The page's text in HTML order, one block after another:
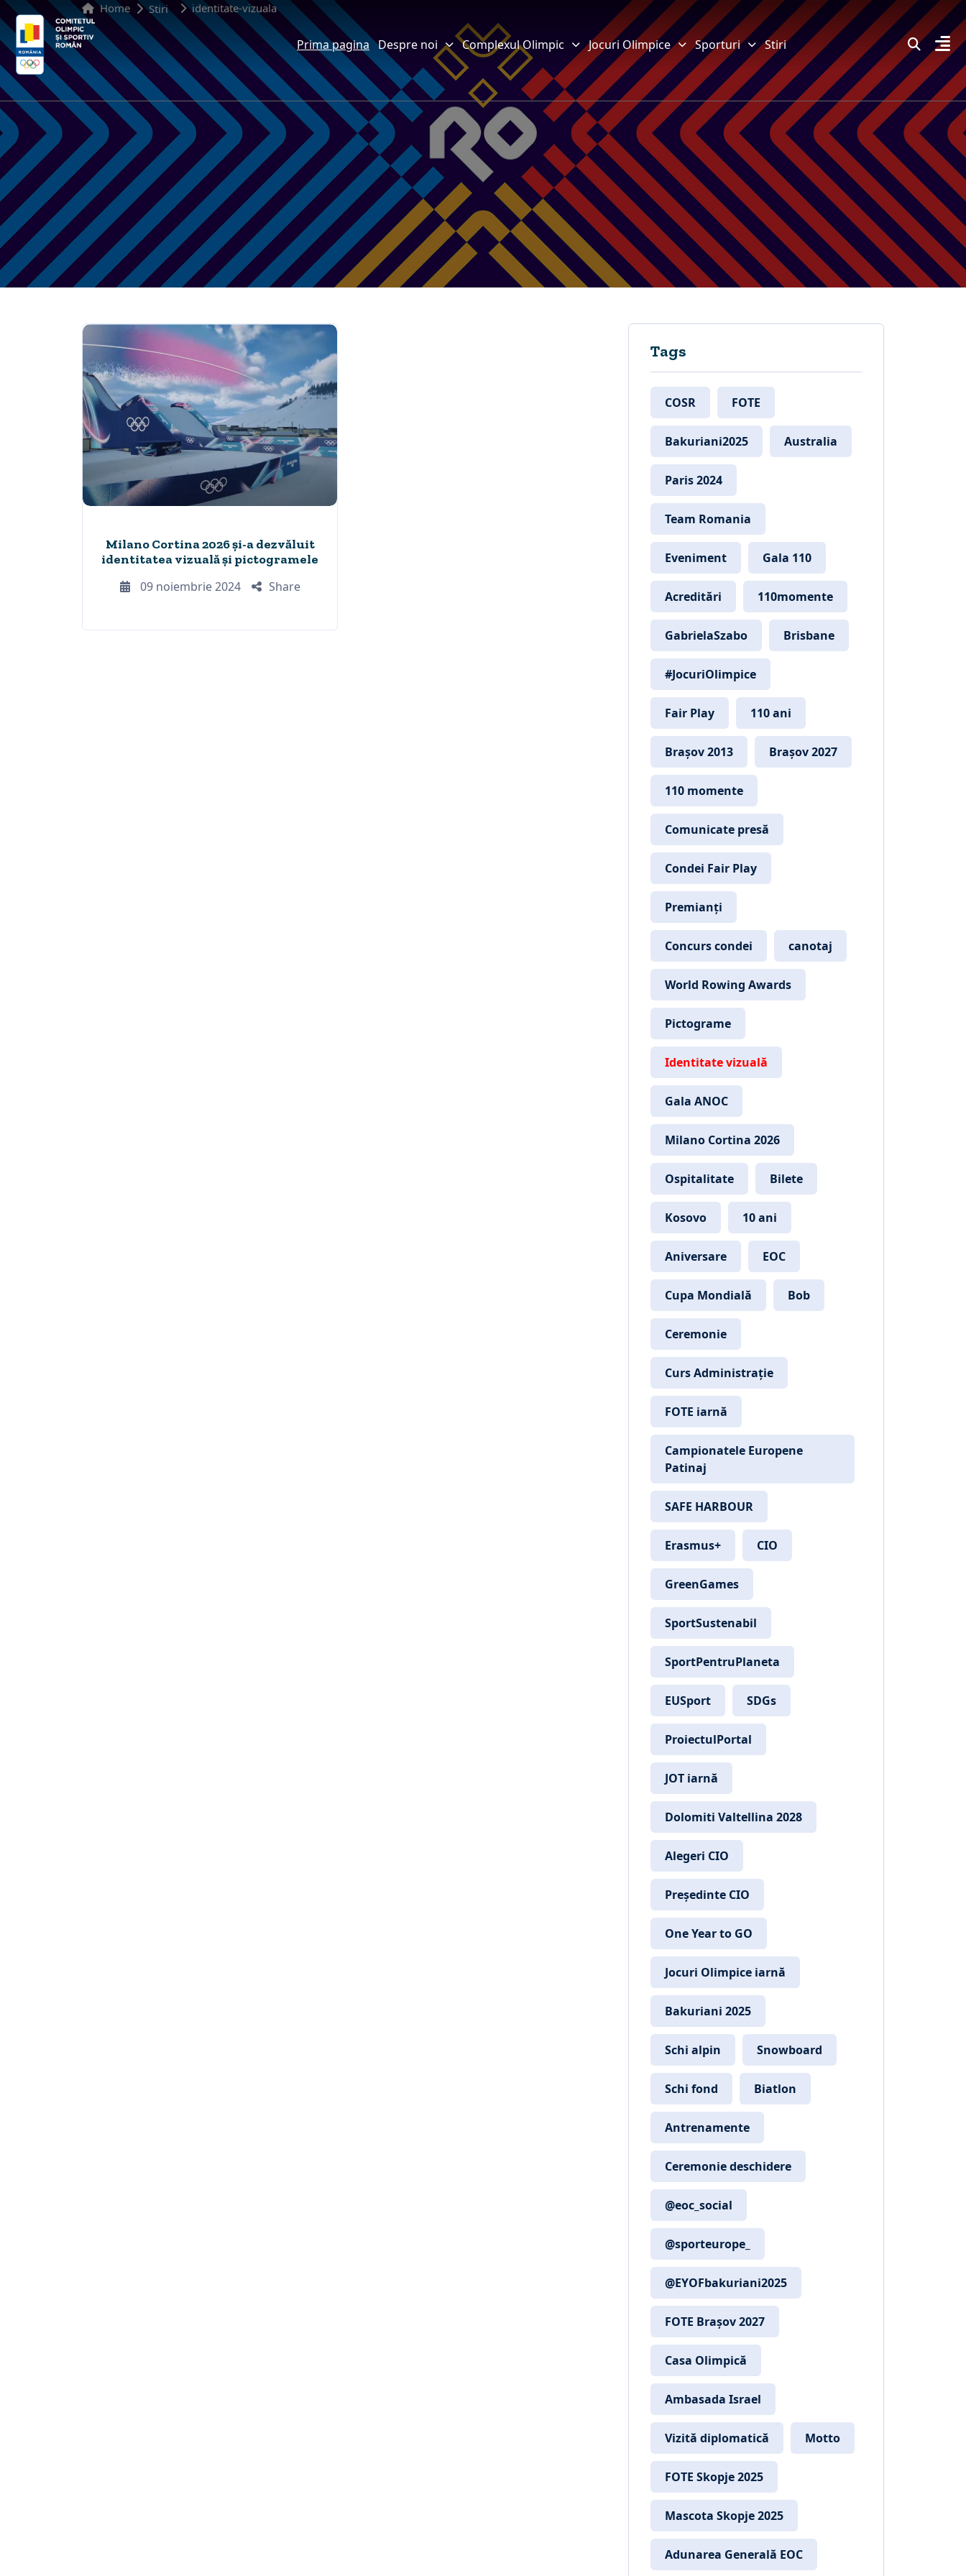
Prima pagina Despre noi Complexul Olimpic Jocuri Olimpice Sporturi Stiri
Home Stiri identitate-vizuala
Milano Cortina 2026 și-a dezvăluit
identitatea vizuală și pictogramele
09 noiembrie 2024
Share
Tags
COSR FOTE
Bakuriani2025 Australia
Paris 2024
Team Romania
Eveniment Gala 110
Acreditări 110momente
GabrielaSzabo Brisbane
#JocuriOlimpice
Fair Play 110 ani
Brașov 2013 Brașov 2027
110 momente
Comunicate presă
Condei Fair Play
Premianți
Concurs condei canotaj
World Rowing Awards
Pictograme
Identitate vizuală
Gala ANOC
Milano Cortina 2026
Ospitalitate Bilete
Kosovo 10 ani
Aniversare EOC
Cupa Mondială Bob
Ceremonie
Curs Administrație
FOTE iarnă
Campionatele Europene
Patinaj
SAFE HARBOUR
Erasmus+ CIO
GreenGames
SportSustenabil
SportPentruPlaneta
EUSport SDGs
ProiectulPortal
JOT iarnă
Dolomiti Valtellina 2028
Alegeri CIO
Președinte CIO
One Year to GO
Jocuri Olimpice iarnă
Bakuriani 2025
Schi alpin Snowboard
Schi fond Biatlon
Antrenamente
Ceremonie deschidere
@eoc_social
@sporteurope_
@EYOFbakuriani2025
FOTE Brașov 2027
Casa Olimpică
Ambasada Israel
Vizită diplomatică Motto
FOTE Skopje 2025
Mascota Skopje 2025
Adunarea Generală EOC